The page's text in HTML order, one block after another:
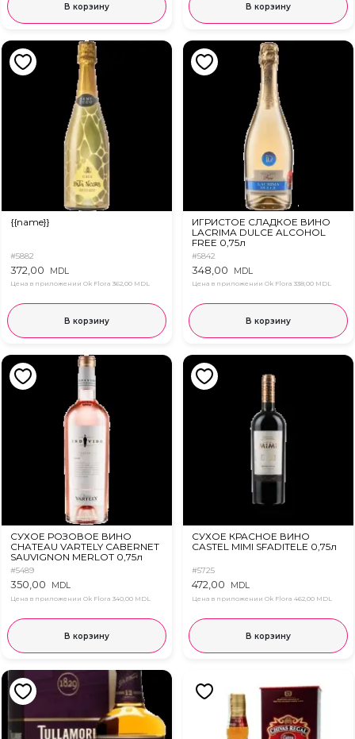
В корзину В корзину
{{name}}
#5882
372,00 MDL
Цена в приложении Ok Flora 362,00 MDL
В корзину
ИГРИСТОЕ СЛАДКОЕ ВИНО
LACRIMA DULCE ALCOHOL
FREE 0,75л
#5842
348,00 MDL
Цена в приложении Ok Flora 338,00 MDL
В корзину
СУХОЕ РОЗОВОЕ ВИНО
CHATEAU VARTELY CABERNET
SAUVIGNON MERLOT 0,75л
#5489
350,00 MDL
Цена в приложении Ok Flora 340,00 MDL
В корзину
СУХОЕ КРАСНОЕ ВИНО
CASTEL MIMI SFADITELE 0,75л
#5725
472,00 MDL
Цена в приложении Ok Flora 462,00 MDL
В корзину